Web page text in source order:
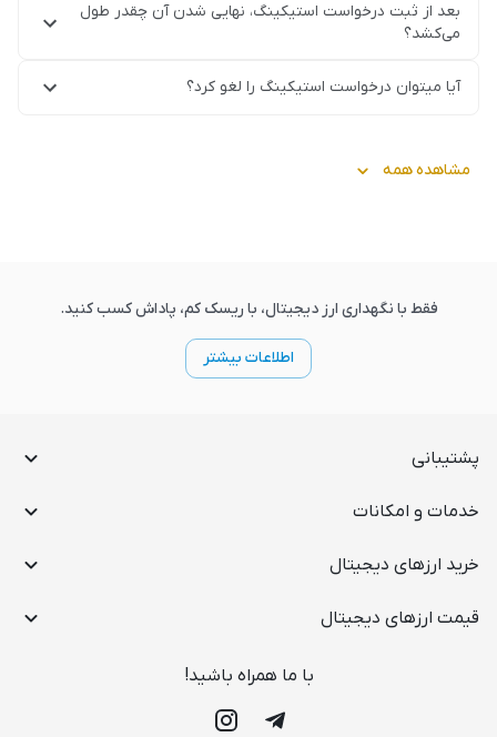
بعد از ثبت درخواست استیکینگ، نهایی شدن آن چقدر طول
می‌کشد؟
آیا میتوان درخواست استیکینگ را لغو کرد؟
مشاهده همه
فقط با نگهداری ارز دیجیتال، با ریسک کم، پاداش کسب کنید.
اطلاعات بیشتر
پشتیبانی
خدمات و امکانات
خرید ارز‌های دیجیتال
قیمت ارز‌های دیجیتال
با ما همراه باشید!